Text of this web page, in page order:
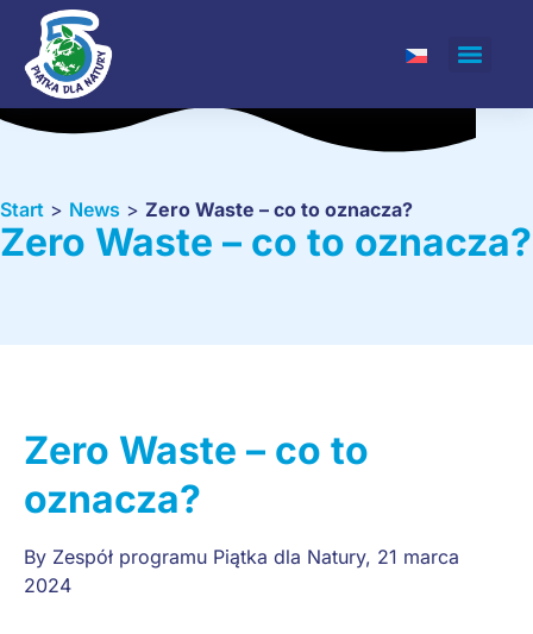
Start > News > Zero Waste – co to oznacza?
Zero Waste – co to oznacza?
Zero Waste – co to
oznacza?
By Zespół programu Piątka dla Natury, 21 marca
2024